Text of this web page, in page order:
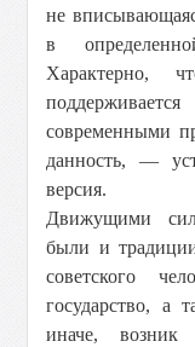
не
в
Характерно,
современными
данность, —
версия.
Движущими
были и
советского
государство, а
иначе, возник